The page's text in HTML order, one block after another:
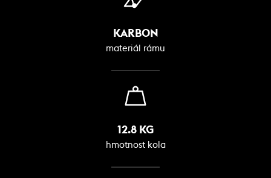
KARBON
materiál rámu
12.8 KG
hmotnost kola